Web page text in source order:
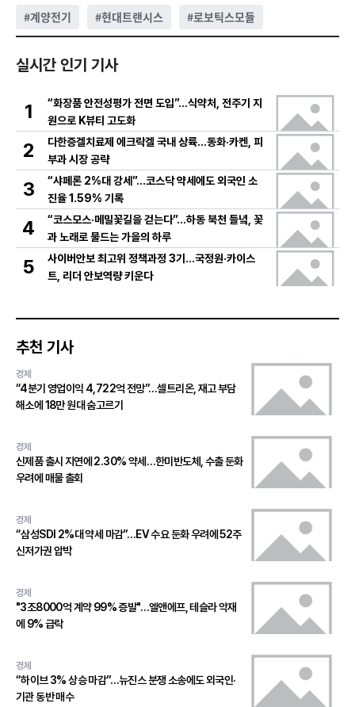
#계양전기 #현대트랜시스 #로보틱스모듈
실시간 인기 기사
1
“화장품 안전성평가 전면 도입”…식약처, 전주기 지
원으로 K뷰티 고도화
2
다한증겔치료제 에크락겔 국내 상륙…동화·카켄, 피
부과 시장 공략
3
“샤페론 2%대 강세”…코스닥 약세에도 외국인 소
진율 1.59% 기록
4
“코스모스·메밀꽃길을 걷는다”…하동 북천 들녘, 꽃
과 노래로 물드는 가을의 하루
5
사이버안보 최고위 정책과정 3기…국정원·카이스
트, 리더 안보역량 키운다
추천 기사
경제
“4분기 영업이익 4,722억 전망”…셀트리온, 재고 부담
해소에 18만 원대 숨고르기
경제
신제품 출시 지연에 2.30% 약세…한미반도체, 수출 둔화
우려에 매물 출회
경제
“삼성SDI 2%대 약세 마감”…EV 수요 둔화 우려에 52주
신저가권 압박
경제
"3조8000억 계약 99% 증발"…엘앤에프, 테슬라 악재
에 9% 급락
경제
“하이브 3% 상승 마감”…뉴진스 분쟁 소송에도 외국인·
기관 동반 매수